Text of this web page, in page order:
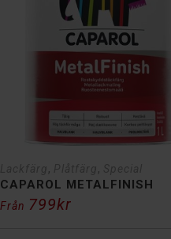
, ,
CAPAROL METALFINISH
Från 799kr